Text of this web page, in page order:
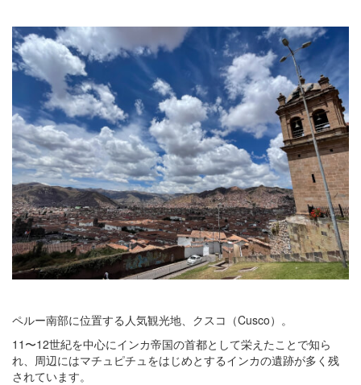
ペルー南部に位置する人気観光地、クスコ（Cusco）。
11〜12世紀を中心にインカ帝国の首都として栄えたことで知ら
れ、周辺にはマチュピチュをはじめとするインカの遺跡が多く残
されています。